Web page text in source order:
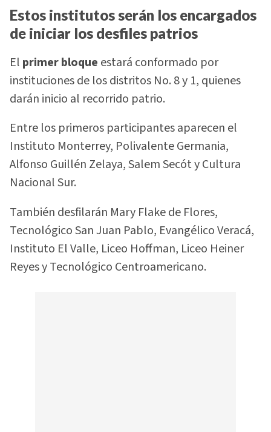
Estos institutos serán los encargados
de iniciar los desfiles patrios
El primer bloque estará conformado por
instituciones de los distritos No. 8 y 1, quienes
darán inicio al recorrido patrio.
Entre los primeros participantes aparecen el
Instituto Monterrey, Polivalente Germania,
Alfonso Guillén Zelaya, Salem Secót y Cultura
Nacional Sur.
También desfilarán Mary Flake de Flores,
Tecnológico San Juan Pablo, Evangélico Veracá,
Instituto El Valle, Liceo Hoffman, Liceo Heiner
Reyes y Tecnológico Centroamericano.